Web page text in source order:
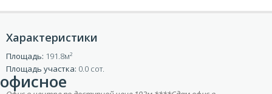
ВХОД ДЛЯ КЛИЕНТОВ
Характеристики
Площадь: 191.8
Площадь участка: 0.0 сот.
офисное